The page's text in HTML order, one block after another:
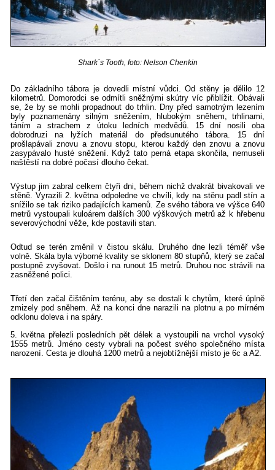
Shark´s Tooth, foto: Nelson Chenkin
Do základního tábora je dovedli místní vůdci. Od stěny je dělilo 12
kilometrů. Domorodci se odmítli sněžnými skútry víc přiblížit. Obávali
se, že by se mohli propadnout do trhlin. Dny před samotným lezením
byly poznamenány silným sněžením, hlubokým sněhem, trhlinami,
táním a strachem z útoku ledních medvědů. 15 dní nosili oba
dobrodruzi na lyžích materiál do předsunutého tábora. 15 dní
prošlapávali znovu a znovu stopu, kterou každý den znovu a znovu
zasypávalo husté sněžení. Když tato perná etapa skončila, nemuseli
naštěstí na dobré počasí dlouho čekat.
Výstup jim zabral celkem čtyři dni, během nichž dvakrát bivakovali ve
stěně. Vyrazili 2. května odpoledne ve chvíli, kdy na stěnu padl stín a
snížilo se tak riziko padajících kamenů. Ze svého tábora ve výšce 640
metrů vystoupali kuloárem dalších 300 výškových metrů až k hřebenu
severovýchodní věže, kde postavili stan.
Odtud se terén změnil v čistou skálu. Druhého dne lezli téměř vše
volně. Skála byla výborné kvality se sklonem 80 stupňů, který se začal
postupně zvyšovat. Došlo i na runout 15 metrů. Druhou noc strávili na
zasněžené polici.
Třetí den začal čištěním terénu, aby se dostali k chytům, které úplně
zmizely pod sněhem. Až na konci dne narazili na plotnu a po mírném
odklonu doleva i na spáry.
5. května přelezli posledních pět délek a vystoupili na vrchol vysoký
1555 metrů. Jméno cesty vybrali na počest svého společného místa
narození. Cesta je dlouhá 1200 metrů a nejobtížnější místo je 6c a A2.